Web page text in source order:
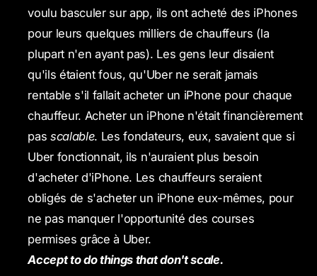
voulu basculer sur app, ils ont acheté des iPhones
pour leurs quelques milliers de chauffeurs (la
plupart n'en ayant pas). Les gens leur disaient
qu'ils étaient fous, qu'Uber ne serait jamais
rentable s'il fallait acheter un iPhone pour chaque
chauffeur. Acheter un iPhone n'était financièrement
pas scalable. Les fondateurs, eux, savaient que si
Uber fonctionnait, ils n'auraient plus besoin
d'acheter d'iPhone. Les chauffeurs seraient
obligés de s'acheter un iPhone eux-mêmes, pour
ne pas manquer l'opportunité des courses
permises grâce à Uber.
Accept to do things that don't scale.